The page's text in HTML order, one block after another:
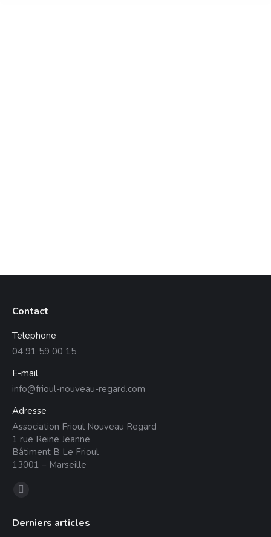
Contact
Telephone
04 91 59 00 15
E-mail
info@frioul-nouveau-regard.com
Adresse
Association Frioul Nouveau Regard
1 rue Reine Jeanne
Bâtiment B Le Frioul
13001 – Marseille
Trouvez nous sur :
La
Facebook
Derniers articles